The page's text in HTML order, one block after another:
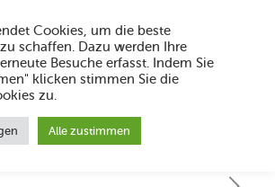
Glas kaufen – Hähnchen
Cookies, um die beste
schaffen. Dazu werden Ihre
Besuche erfasst. Indem Sie
klicken stimmen Sie die
zu.
Alle zustimmen